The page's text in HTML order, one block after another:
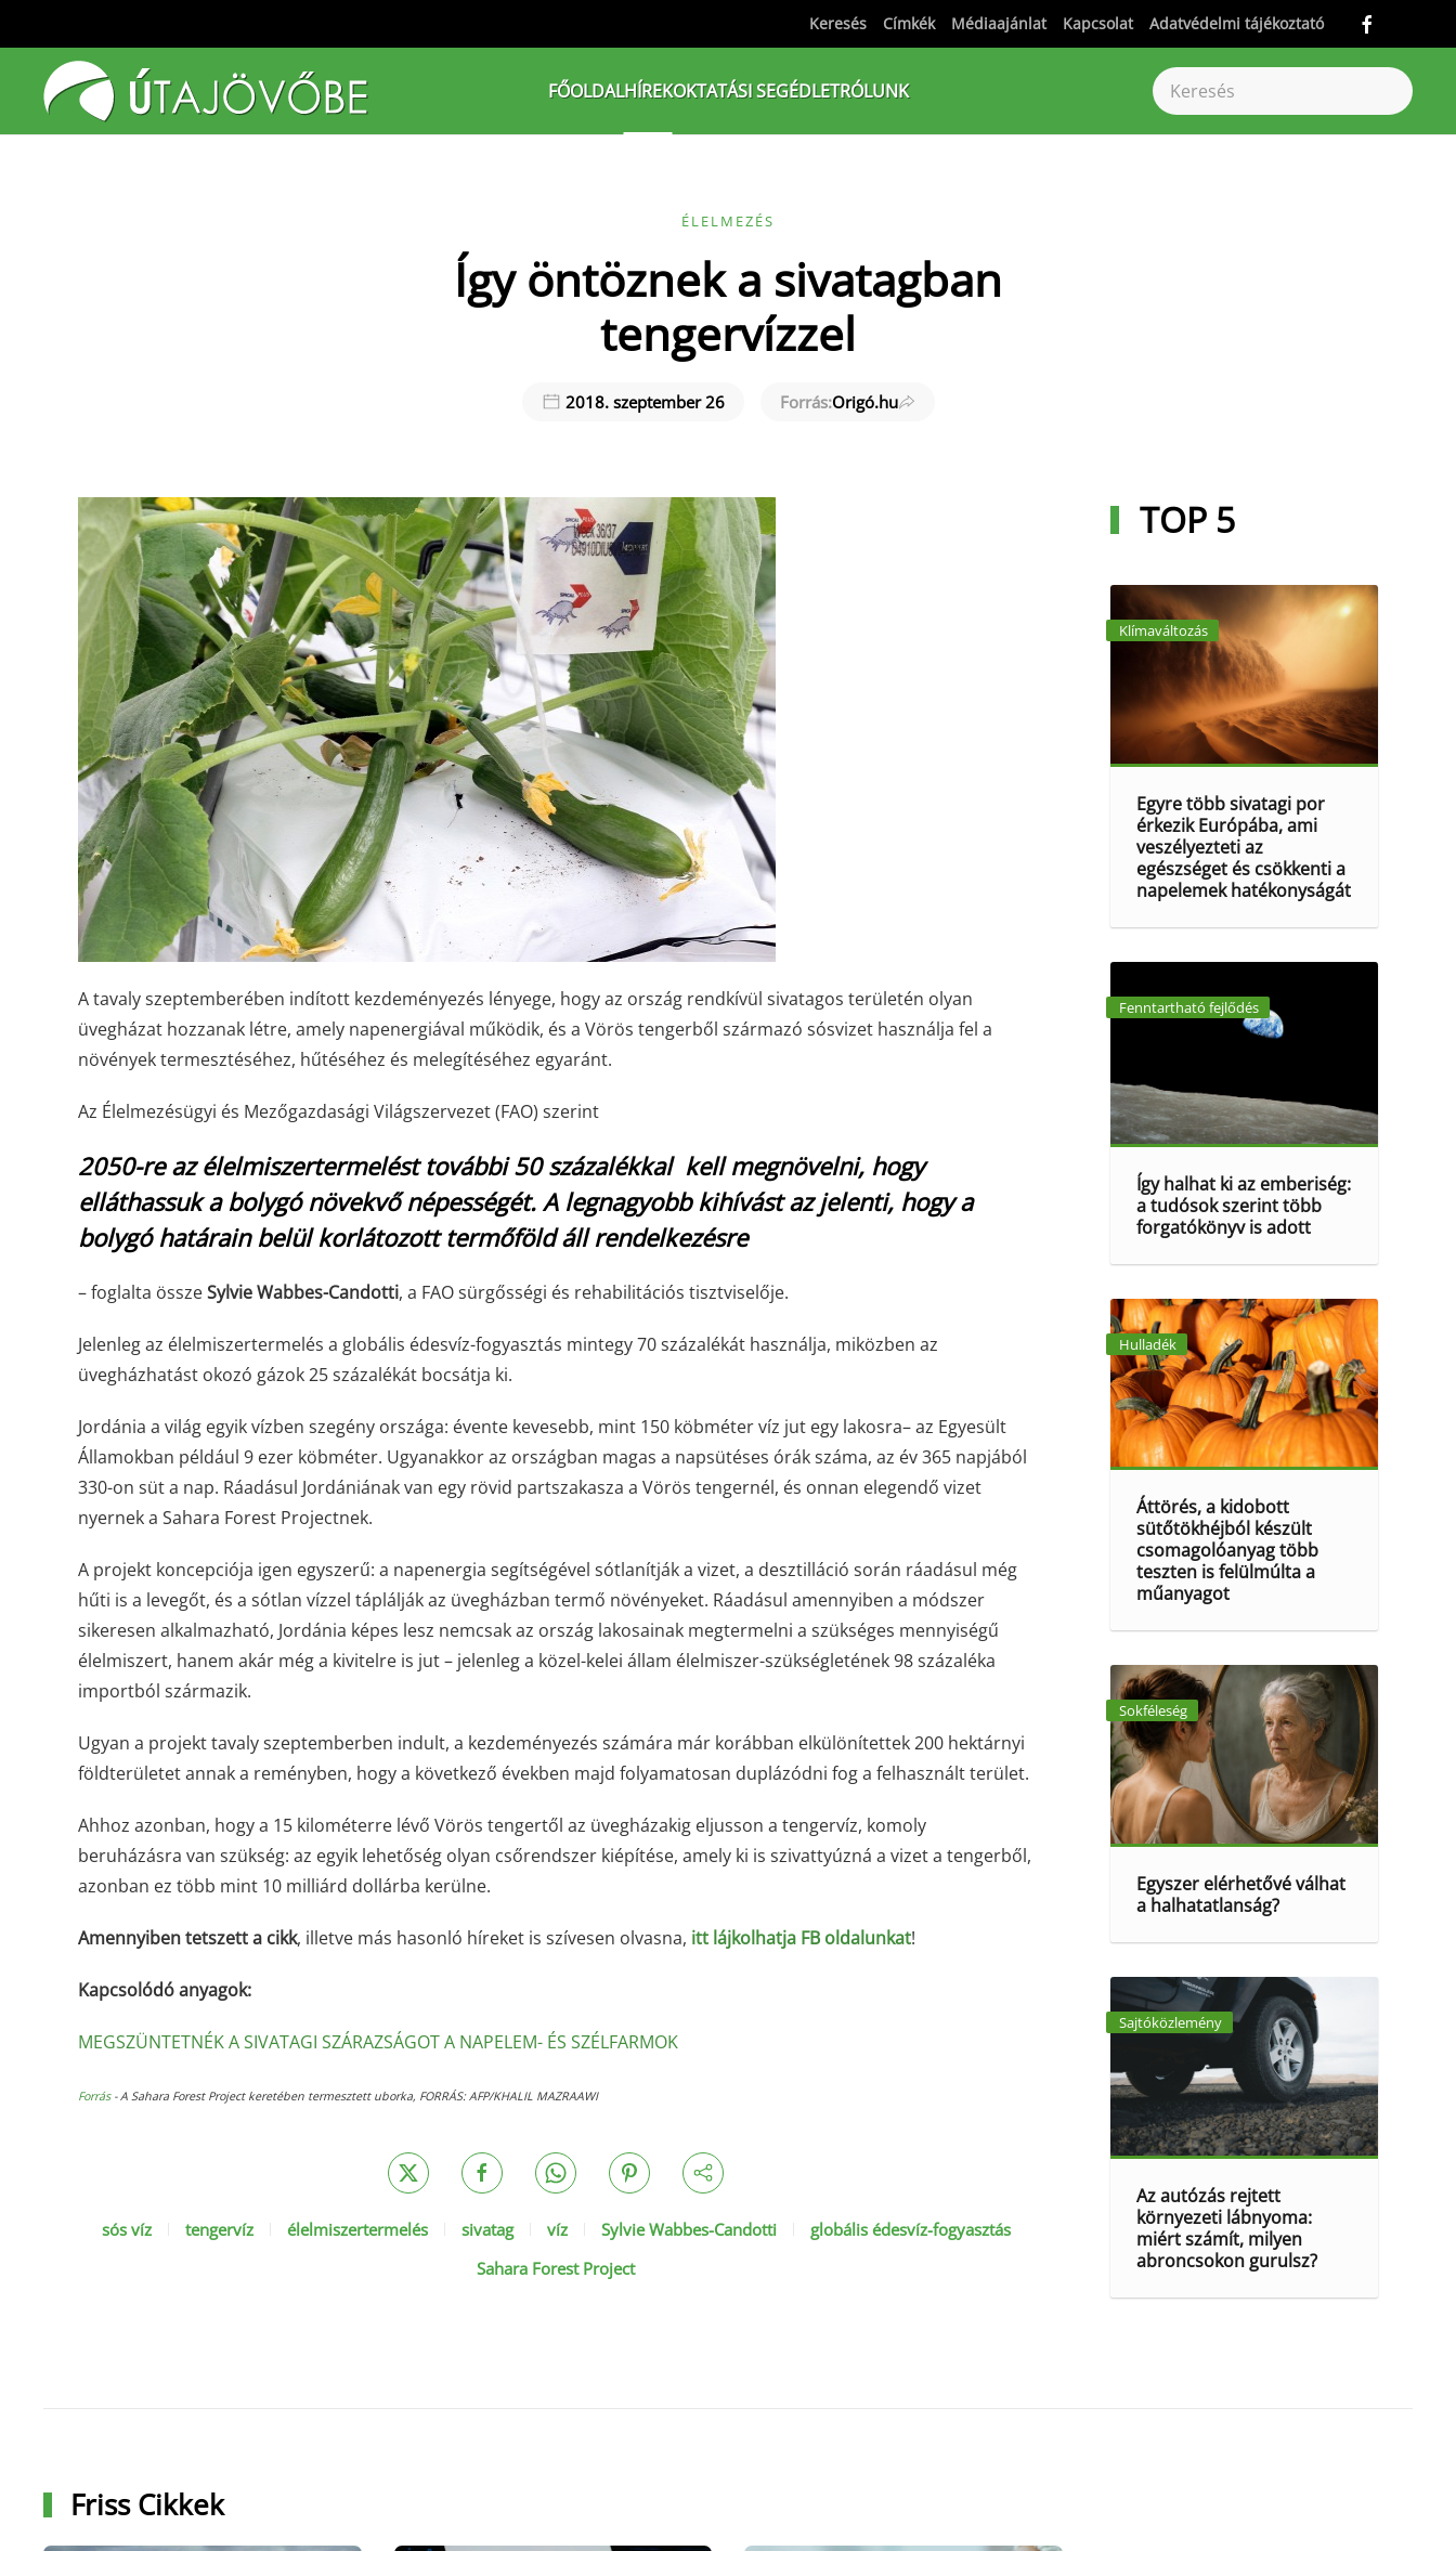
Fő tartalom átugrása
Keresés Címkék Médiaajánlat Kapcsolat Adatvédelmi tájékoztató
FŐOLDALHÍREKOKTATÁSI SEGÉDLETRÓLUNK
ÉLELMEZÉS
Így öntöznek a sivatagban
tengervízzel
2018. szeptember 26 Forrás:Origó.hu
A tavaly szeptemberében indított kezdeményezés lényege, hogy az ország rendkívül sivatagos területén olyan
üvegházat hozzanak létre, amely napenergiával működik, és a Vörös tengerből származó sósvizet használja fel a
növények termesztéséhez, hűtéséhez és melegítéséhez egyaránt.
Az Élelmezésügyi és Mezőgazdasági Világszervezet (FAO) szerint
2050-re az élelmiszertermelést további 50 százalékkal kell megnövelni, hogy
elláthassuk a bolygó növekvő népességét.A legnagyobb kihívást az jelenti, hogy a
bolygó határain belül korlátozott termőföld áll rendelkezésre
– foglalta összeSylvie Wabbes-Candotti, a FAO sürgősségi és rehabilitációs tisztviselője.
Jelenleg az élelmiszertermelés a globális édesvíz-fogyasztás mintegy 70 százalékát használja, miközben az
üvegházhatást okozó gázok 25 százalékát bocsátja ki.
Jordánia a világ egyik vízben szegény országa: évente kevesebb, mint 150 köbméter víz jut egy lakosra– az Egyesült
Államokban például 9 ezer köbméter. Ugyanakkor az országban magas a napsütéses órák száma, az év 365 napjából
330-on süt a nap. Ráadásul Jordániának van egy rövid partszakasza a Vörös tengernél, és onnan elegendő vizet
nyernek a Sahara Forest Projectnek.
A projekt koncepciója igen egyszerű: a napenergia segítségével sótlanítják a vizet, a desztilláció során ráadásul még
hűti is a levegőt, és a sótlan vízzel táplálják az üvegházban termő növényeket. Ráadásul amennyiben a módszer
sikeresen alkalmazható, Jordánia képes lesz nemcsak az ország lakosainak megtermelni a szükséges mennyiségű
élelmiszert, hanem akár még a kivitelre is jut – jelenleg a közel-kelei állam élelmiszer-szükségletének 98 százaléka
importból származik.
Ugyan a projekt tavaly szeptemberben indult, a kezdeményezés számára már korábban elkülönítettek 200 hektárnyi
földterületet annak a reményben, hogy a következő években majd folyamatosan duplázódni fog a felhasznált terület.
Ahhoz azonban, hogy a 15 kilométerre lévő Vörös tengertől az üvegházakig eljusson a tengervíz, komoly
beruházásra van szükség: az egyik lehetőség olyan csőrendszer kiépítése, amely ki is szivattyúzná a vizet a tengerből,
azonban ez több mint 10 milliárd dollárba kerülne.
Amennyiben tetszett a cikk, illetve más hasonló híreket is szívesen olvasna, itt lájkolhatja FB oldalunkat!
Kapcsolódó anyagok:
MEGSZÜNTETNÉK A SIVATAGI SZÁRAZSÁGOT A NAPELEM- ÉS SZÉLFARMOK
Forrás -A Sahara Forest Project keretében termesztett uborka, FORRÁS: AFP/KHALIL MAZRAAWI
sós víz tengervíz élelmiszertermelés sivatag víz Sylvie Wabbes-Candotti
globális édesvíz-fogyasztás
Sahara Forest Project
TOP 5
Klímaváltozás
Egyre több sivatagi por
érkezik Európába, ami
veszélyezteti az
egészséget és csökkenti a
napelemek hatékonyságát
Fenntartható fejlődés
Így halhat ki az emberiség:
a tudósok szerint több
forgatókönyv is adott
Hulladék
Áttörés, a kidobott
sütőtökhéjból készült
csomagolóanyag több
teszten is felülmúlta a
műanyagot
Sokféleség
Egyszer elérhetővé válhat
a halhatatlanság?
Sajtóközlemény
Az autózás rejtett
környezeti lábnyoma:
miért számít, milyen
abroncsokon gurulsz?
Friss Cikkek